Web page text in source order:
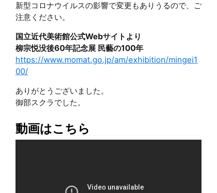
新型コロナウイルスの影響で変更もありうるので、ご
注意ください。
国立近代美術館公式Webサイトより
柳宗悦没後60年記念展 民藝の100年
https://www.momat.go.jp/am/exhibition/mingei1
00/
ありがとうございました。
御部スクラでした。
動画はこちら